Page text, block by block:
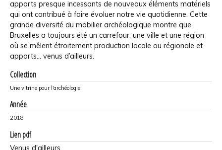
apports presque incessants de nouveaux éléments matériels
qui ont contribué à faire évoluer notre vie quotidienne. Cette
grande diversité du mobilier archéologique montre que
Bruxelles a toujours été un carrefour, une ville et une région
où se mêlent étroitement production locale ou régionale et
apports… venus d’ailleurs.
Collection
Une vitrine pour l'archéologie
Année
2018
Lien pdf
Venus d'ailleurs